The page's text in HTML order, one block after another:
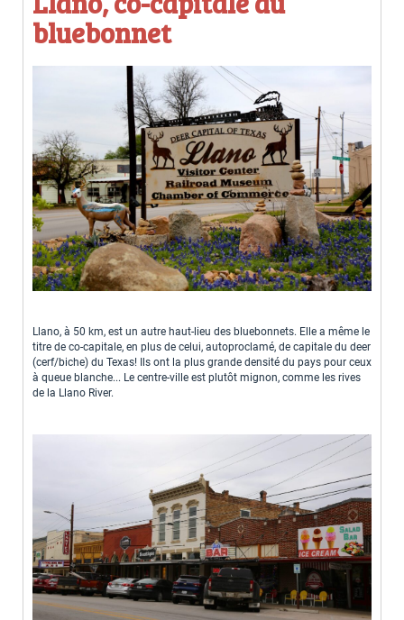
bluebonnet
Llano, à 50 km, est un autre haut-lieu des bluebonnets. Elle a même le
titre de co-capitale, en plus de celui, autoproclamé, de capitale du deer
(cerf/biche) du Texas! Ils ont la plus grande densité du pays pour ceux
à queue blanche... Le centre-ville est plutôt mignon, comme les rives
de la Llano River.